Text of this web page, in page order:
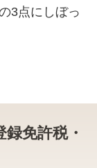
3点にしぼっ
免許税・